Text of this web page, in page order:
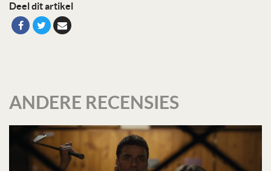
Deel dit artikel
ANDERE RECENSIES